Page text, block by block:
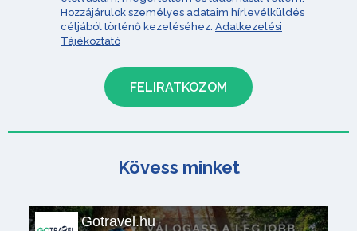
Hozzájárulok személyes adataim hírlevélküldés
céljából történő kezeléséhez. Adatkezelési
Tájékoztató
Kövess minket
Gotravel.hu